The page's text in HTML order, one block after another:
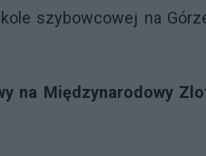
szybowcowej na
na Międzynarodowy